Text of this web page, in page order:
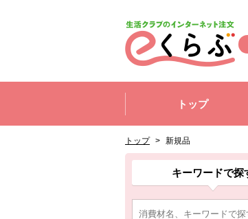
トップ
トップ > 新規品
ここから消費材検索メニ
キーワードで探
消費材検索メニューここ
ここから本文です。
ここから組合員向けメニ
組合員向けメニューここ
ここから本文です。